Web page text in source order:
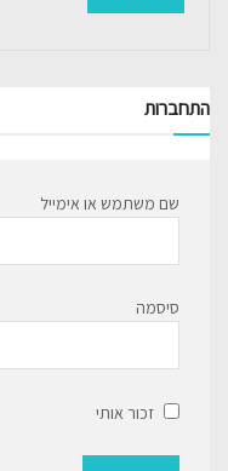
התחברות
שם משתמש או אימייל
סיסמה
זכור אותי